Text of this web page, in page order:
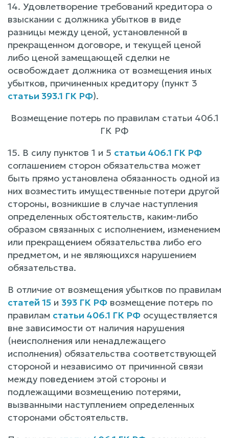
14. Удовлетворение требований кредитора о
взыскании с должника убытков в виде
разницы между ценой, установленной в
прекращенном договоре, и текущей ценой
либо ценой замещающей сделки не
освобождает должника от возмещения иных
убытков, причиненных кредитору (пункт 3
статьи 393.1 ГК РФ).
Возмещение потерь по правилам статьи 406.1
ГК РФ
15. В силу пунктов 1 и 5 статьи 406.1 ГК РФ
соглашением сторон обязательства может
быть прямо установлена обязанность одной из
них возместить имущественные потери другой
стороны, возникшие в случае наступления
определенных обстоятельств, каким-либо
образом связанных с исполнением, изменением
или прекращением обязательства либо его
предметом, и не являющихся нарушением
обязательства.
В отличие от возмещения убытков по правилам
статей 15 и 393 ГК РФ возмещение потерь по
правилам статьи 406.1 ГК РФ осуществляется
вне зависимости от наличия нарушения
(неисполнения или ненадлежащего
исполнения) обязательства соответствующей
стороной и независимо от причинной связи
между поведением этой стороны и
подлежащими возмещению потерями,
вызванными наступлением определенных
сторонами обстоятельств.